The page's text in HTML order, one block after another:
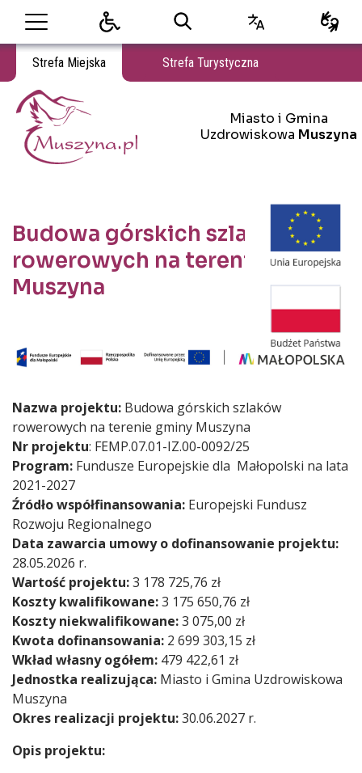
Strefa Miejska Strefa Turystyczna
Miasto i Gmina Uzdrowiskowa Muszyna
Miasto i Gmina
Uzdrowiskowa Muszyna
Miasto i Gmina Uzdrowiskowa Muszyna
Budowa górskich szlaków
rowerowych na terenie gminy
Muszyna
Treść
Nazwa projektu: Budowa górskich szlaków
rowerowych na terenie gminy Muszyna
Nr projektu: FEMP.07.01-IZ.00-0092/25
Program: Fundusze Europejskie dla Małopolski na lata
2021-2027
Źródło współfinansowania: Europejski Fundusz
Rozwoju Regionalnego
Data zawarcia umowy o dofinansowanie projektu:
28.05.2026 r.
Wartość projektu:3 178 725,76 zł
Koszty kwalifikowane:3 175 650,76 zł
Koszty niekwalifikowane:3 075,00 zł
Kwota dofinansowania: 2 699 303,15 zł
Wkład własny ogółem: 479 422,61 zł
Jednostka realizująca: Miasto i Gmina Uzdrowiskowa
Muszyna
Okres realizacji projektu:30.06.2027 r.
Opis projektu: